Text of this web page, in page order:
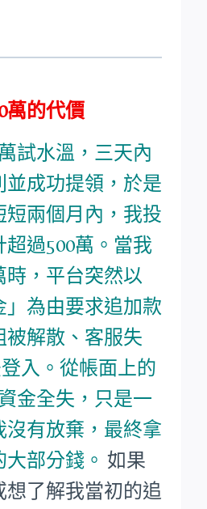
萬的代價
試水溫，三天內
並成功提領，於是
短兩個月內，我投
超過500萬。當我
時，平台突然以
」為由要求追加款
被解散、客服失
入。從帳面上的
金全失，只是一
沒有放棄，最終拿
部分錢。 如果
想了解我當初的追